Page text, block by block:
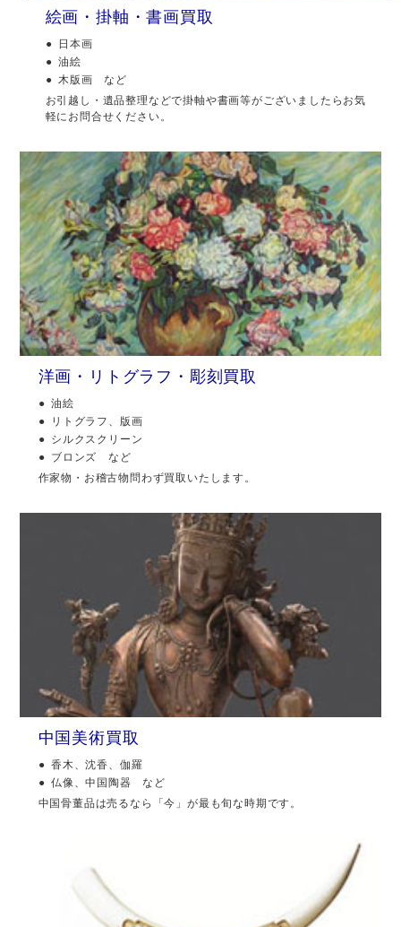
絵画・掛軸・書画買取
日本画
油絵
木版画 など
お引越し・遺品整理などで掛軸や書画等がございましたらお気
軽にお問合せください。
洋画・リトグラフ・彫刻買取
油絵
リトグラフ、版画
シルクスクリーン
ブロンズ など
作家物・お稽古物問わず買取いたします。
中国美術買取
香木、沈香、伽羅
仏像、中国陶器 など
中国骨董品は売るなら「今」が最も旬な時期です。